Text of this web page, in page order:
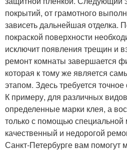
покрытий, от грамотного
зависеть дальнейшая отделка.
покраской поверхности
исключит появления трещин и
ремонт комнаты завершается
которая к тому же является
этапом. Здесь требуется
К примеру, для различных
определенные марки клея, а
только с помощью
качественный и недорогой
Санкт-Петербурге вам помогут